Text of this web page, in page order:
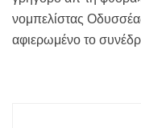
νομπελίστας
αφιερωμένο το